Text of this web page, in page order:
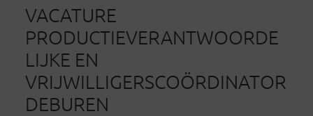
VACATURE
PRODUCTIEVERANTWOORDE
LIJKE EN
VRIJWILLIGERSCOÖRDINATOR
DEBUREN